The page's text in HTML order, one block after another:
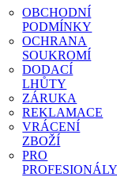
OBCHODNÍ
PODMÍNKY
OCHRANA
SOUKROMÍ
DODACÍ
LHŮTY
ZÁRUKA
REKLAMACE
VRÁCENÍ
ZBOŽÍ
PRO